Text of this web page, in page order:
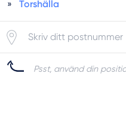
» Torshälla
Psst, använd din